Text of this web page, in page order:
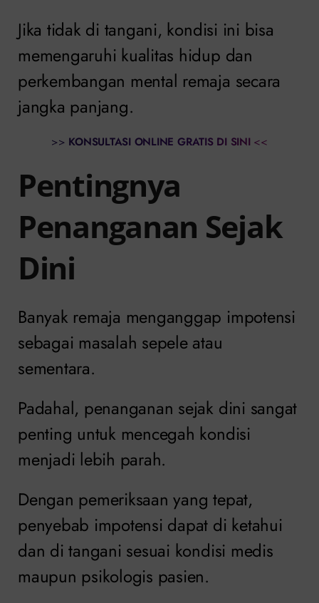
Jika tidak di tangani, kondisi ini bisa
memengaruhi kualitas hidup dan
perkembangan mental remaja secara
jangka panjang.
>> KONSULTASI ONLINE GRATIS DI SINI <<
Pentingnya
Penanganan Sejak
Dini
Banyak remaja menganggap impotensi
sebagai masalah sepele atau
sementara.
Padahal, penanganan sejak dini sangat
penting untuk mencegah kondisi
menjadi lebih parah.
Dengan pemeriksaan yang tepat,
penyebab impotensi dapat di ketahui
dan di tangani sesuai kondisi medis
maupun psikologis pasien.